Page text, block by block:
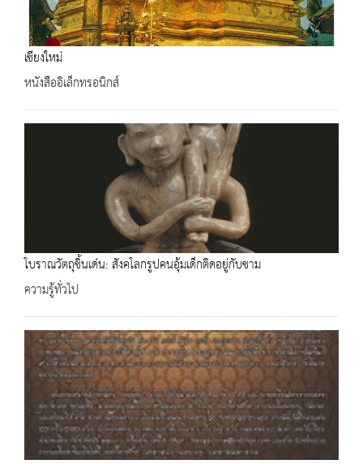
เชียงใหม่
หนังสืออิเล็กทรอนิกส์
โบราณวัตถุชิ้นเด่น: สังคโลกรูปคนอุ้มเด็กติดอยู่กับชาม
ความรู้ทั่วไป